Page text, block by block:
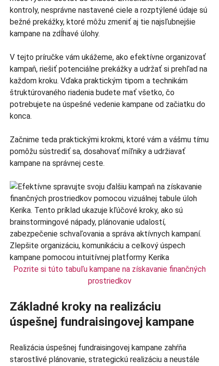
kontroly, nesprávne nastavené ciele a rozptýlené údaje sú
bežné prekážky, ktoré môžu zmeniť aj tie najsľubnejšie
kampane na zdĺhavé úlohy.
V tejto príručke vám ukážeme, ako efektívne organizovať
kampaň, riešiť potenciálne prekážky a udržať si prehľad na
každom kroku. Vďaka praktickým tipom a technikám
štruktúrovaného riadenia budete mať všetko, čo
potrebujete na úspešné vedenie kampane od začiatku do
konca.
Začnime teda praktickými krokmi, ktoré vám a vášmu tímu
pomôžu sústrediť sa, dosahovať míľniky a udržiavať
kampane na správnej ceste.
Pozrite si túto tabuľu kampane na získavanie finančných
prostriedkov
Základné kroky na realizáciu
úspešnej fundraisingovej kampane
Realizácia úspešnej fundraisingovej kampane zahŕňa
starostlivé plánovanie, strategickú realizáciu a neustále